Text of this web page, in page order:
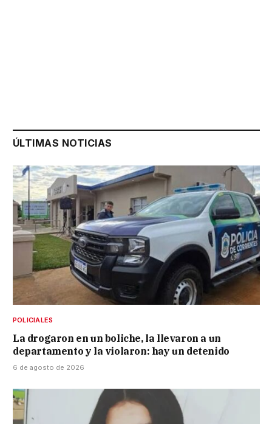
ÚLTIMAS NOTICIAS
POLICIALES
La drogaron en un boliche, la llevaron a un
departamento y la violaron: hay un detenido
6 de agosto de 2026